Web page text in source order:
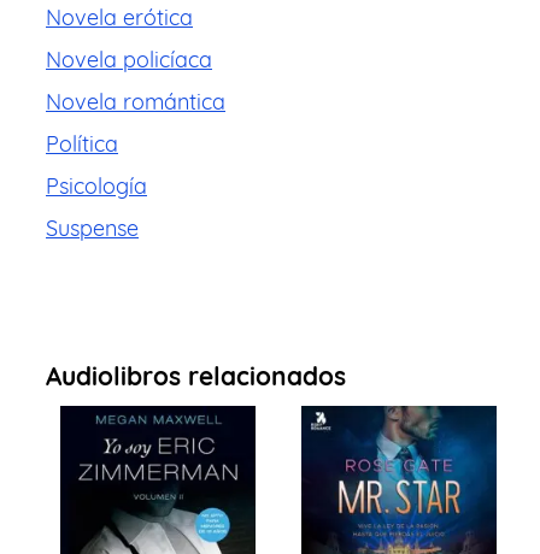
Novela erótica
Novela policíaca
Novela romántica
Política
Psicología
Suspense
Audiolibros relacionados